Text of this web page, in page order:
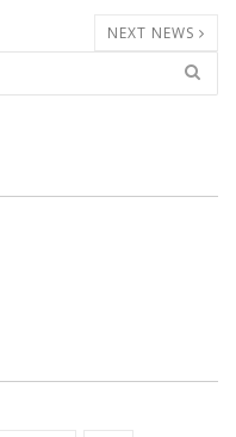
NEXT NEWS